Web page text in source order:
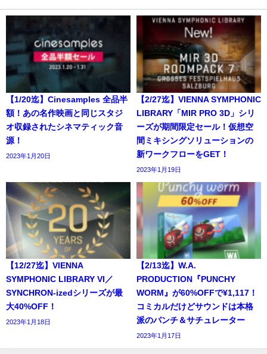
【1/20迄】Cinesamples 全品半
額！あの名作映画と同じスタジ
オ収録されたシネマティック音
源！
2023年1月20日
【2/27迄】VIENNA SYMPHONIC
LIBRARY「MIR PRO 3D」シリ
ーズが期間限定セール！仮想空
間ミキシングソリューションの
新ワークフローをGET！
2023年1月19日
【12/27迄】VIENNA
SYMPHONIC LIBRARY VI／
SYNCHRON-izedシリーズが最
大40%OFF！
2023年1月18日
【2/13迄】W.A.
PRODUCTION『PUNCHY
WORM』が60%OFFで¥1,117！
コミカルだけどサウンドは本格
派のパンチ＆サチュレーター
2023年1月17日